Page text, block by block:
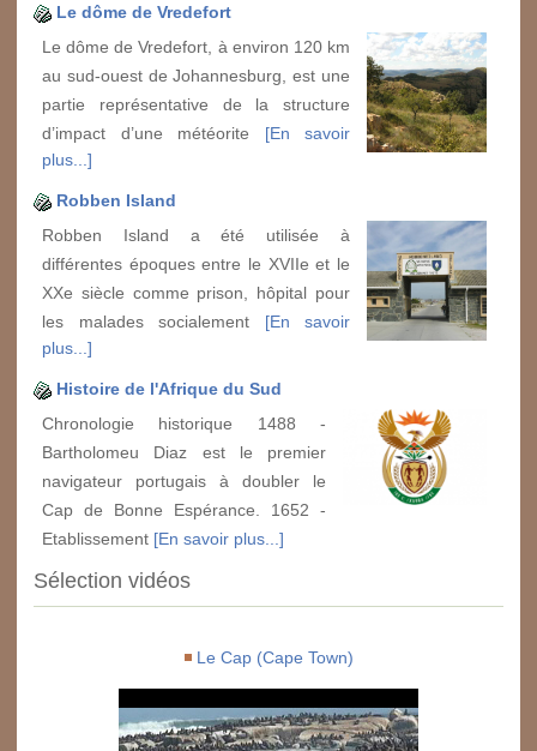
Le dôme de Vredefort
Le dôme de Vredefort, à environ 120 km
au sud-ouest de Johannesburg, est une
partie représentative de la structure
d’impact d’une météorite [En savoir
plus...]
Robben Island
Robben Island a été utilisée à
différentes époques entre le XVIIe et le
XXe siècle comme prison, hôpital pour
les malades socialement [En savoir
plus...]
Histoire de l'Afrique du Sud
Chronologie historique 1488 -
Bartholomeu Diaz est le premier
navigateur portugais à doubler le
Cap de Bonne Espérance. 1652 -
Etablissement [En savoir plus...]
Sélection vidéos
Le Cap (Cape Town)